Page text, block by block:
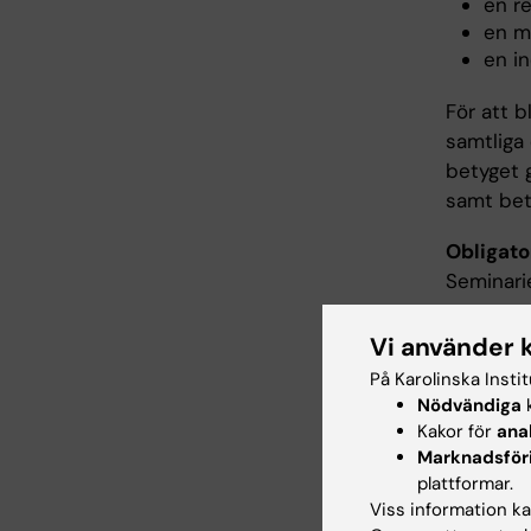
en
en
För att
betyget
samt
Vi använder
På Karolinska
Nödvändiga
Kakor för
plattformar.
Viss information